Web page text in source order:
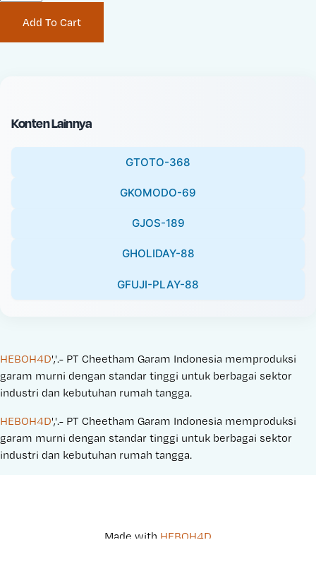
i
n
a
c
e
Add To Cart
Konten Lainnya
GTOTO-368
GKOMODO-69
GJOS-189
GHOLIDAY-88
GFUJI-PLAY-88
HEBOH4D','.- PT Cheetham Garam Indonesia memproduksi
garam murni dengan standar tinggi untuk berbagai sektor
industri dan kebutuhan rumah tangga.
HEBOH4D','.- PT Cheetham Garam Indonesia memproduksi
garam murni dengan standar tinggi untuk berbagai sektor
industri dan kebutuhan rumah tangga.
Made with HEBOH4D